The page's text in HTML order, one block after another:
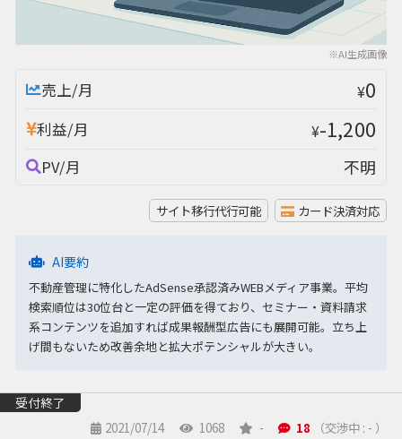
※AI生成画像
売上/月 ¥0
利益/月 ¥-1,200
PV/月 不明
サイト移行代行可能 カード決済対応
AI要約
不動産管理に特化したAdSense承認済みWEBメディア事業。平均
検索順位は30位台と一定の評価を得ており、セミナー・資料請求
系コンテンツを追加すれば成果報酬型広告にも展開可能。立ち上
げ間もないため改善余地と拡大ポテンシャルが大きい。
受付終了
2021/07/14
1068 - 18 （交渉中 : - ）